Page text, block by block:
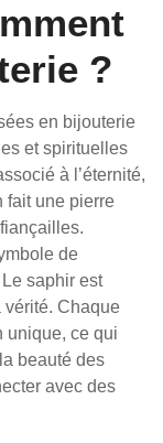
?
en bijouterie
et spirituelles
à l’éternité,
fait une pierre
de
saphir est
vérité. Chaque
unique, ce qui
beauté des
avec des